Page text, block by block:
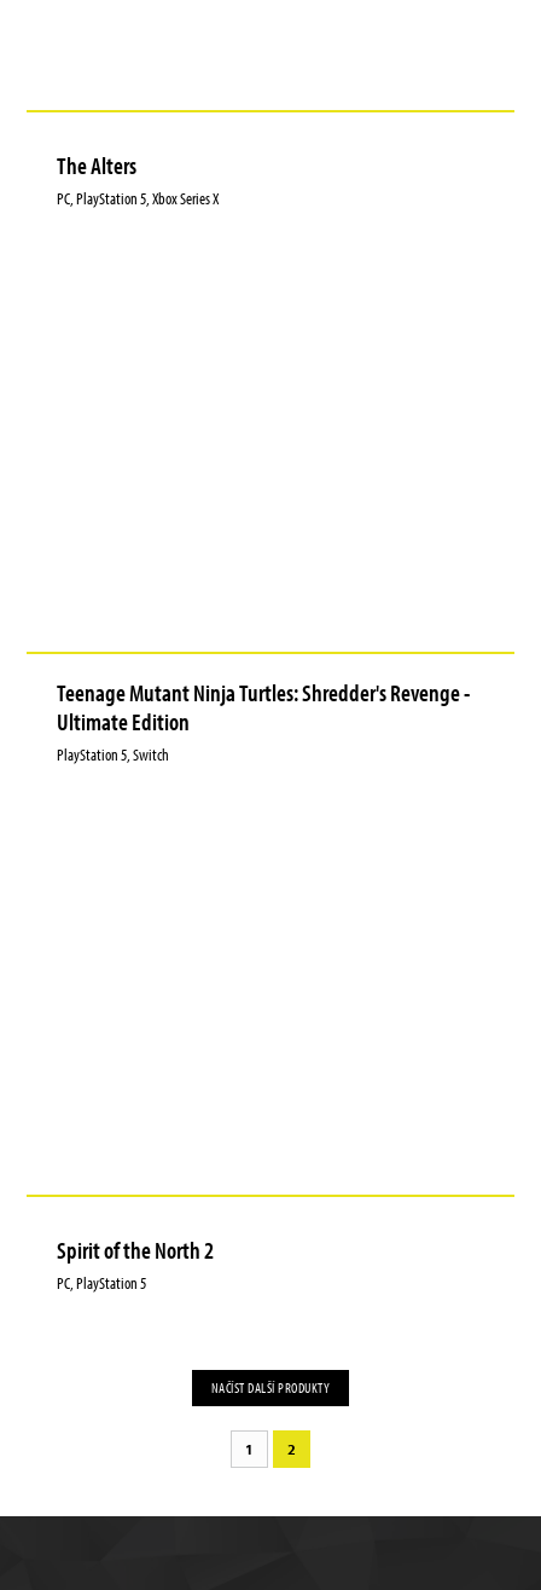
The Alters
PC, PlayStation 5, Xbox Series X
Teenage Mutant Ninja Turtles: Shredder's Revenge -
Ultimate Edition
PlayStation 5, Switch
Spirit of the North 2
PC, PlayStation 5
NAČÍST DALŠÍ PRODUKTY
1 2